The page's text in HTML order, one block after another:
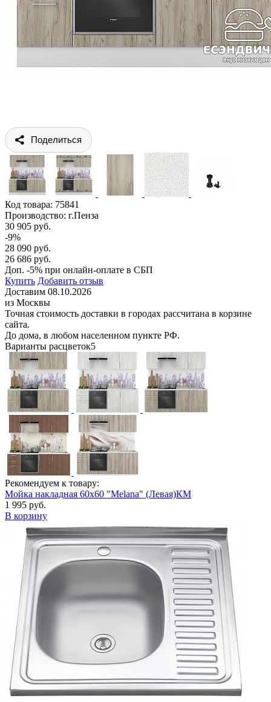
Поделиться
Код товара: 75841
Производство: г.Пенза
30 905 руб.
-9%
28 090 руб.
26 686 руб.
Доп. -5% при онлайн-оплате в СБП
Купить Добавить отзыв
Доставим 08.10.2026
из Москвы
Точная стоимость доставки в городах рассчитана в корзине
сайта.
До дома, в любом населенном пункте РФ.
Варианты расцветок5
Рекомендуем к товару:
Мойка накладная 60х60 "Melana" (Левая)КМ
1 995 руб.
В корзину